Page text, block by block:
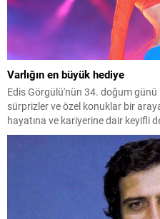
Varlığın en büyük hediye
Edis Görgülü'nün 34. doğum
sürprizler ve özel konuklar bir
hayatına ve kariyerine dair keyifli